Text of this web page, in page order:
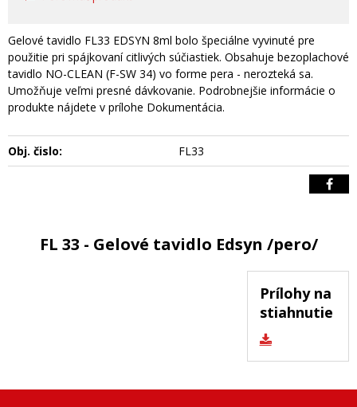
Gelové tavidlo FL33 EDSYN 8ml bolo špeciálne vyvinuté pre
použitie pri spájkovaní citlivých súčiastiek. Obsahuje bezoplachové
tavidlo NO-CLEAN (F-SW 34) vo forme pera - nerozteká sa.
Umožňuje veľmi presné dávkovanie. Podrobnejšie informácie o
produkte nájdete v prílohe Dokumentácia.
Obj. čislo: FL33
FL 33 - Gelové tavidlo Edsyn /pero/
Prílohy na
stiahnutie